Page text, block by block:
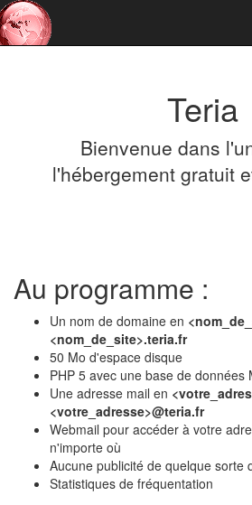
Teria
Bienvenue dans
l'hébergement gratuit
Au programme :
Un nom de domaine en
<nom_de_site>.teria.fr
50 Mo d'espace disque
PHP 5 avec une base de données
Une adresse mail en
<votre_adresse>@teria.fr
Webmail pour accéder à votre
n'importe où
Aucune publicité de quelque sorte
Statistiques de fréquentation